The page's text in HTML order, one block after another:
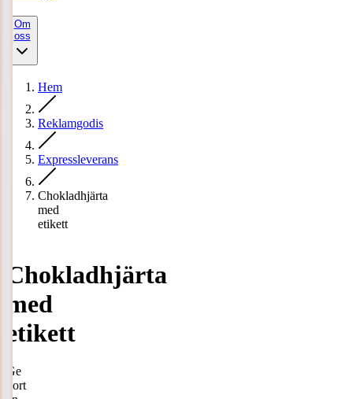
Om
oss
Hem
Reklamgodis
Expressleverans
Chokladhjärta
med
etikett
Chokladhjärta
med
etikett
Ge
bort